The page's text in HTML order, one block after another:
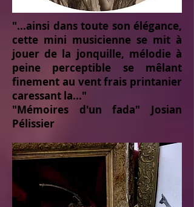
"...ainsi dans toute son élégance,
cette mini musicienne se mit à
jouer de la jonquille, mélodie à
peine perceptible se mêlant
finement au vent frais printanier
caressant la..."
"Mémoires d'un fada" Josian
Pélissier